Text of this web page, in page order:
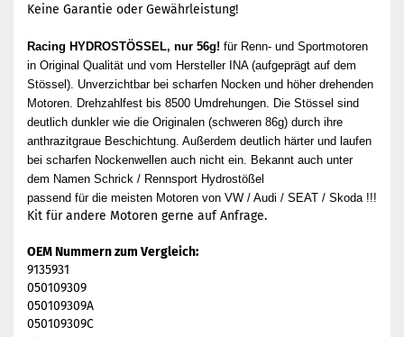
Keine Garantie oder Gewährleistung!
Racing HYDROSTÖSSEL, nur 56g! für Renn- und Sportmotoren
in Original Qualität und vom Hersteller INA (aufgeprägt auf dem
Stössel). Unverzichtbar bei scharfen Nocken und höher drehenden
Motoren. Drehzahlfest bis 8500 Umdrehungen. Die Stössel sind
deutlich dunkler wie die Originalen (schweren 86g) durch ihre
anthrazitgraue Beschichtung. Außerdem deutlich härter und laufen
bei scharfen Nockenwellen auch nicht ein. Bekannt auch unter
dem Namen Schrick / Rennsport Hydrostößel
passend für die meisten Motoren von VW / Audi / SEAT / Skoda !!!
Kit für andere Motoren gerne auf Anfrage.
OEM Nummern zum Vergleich:
9135931
050109309
050109309A
050109309C